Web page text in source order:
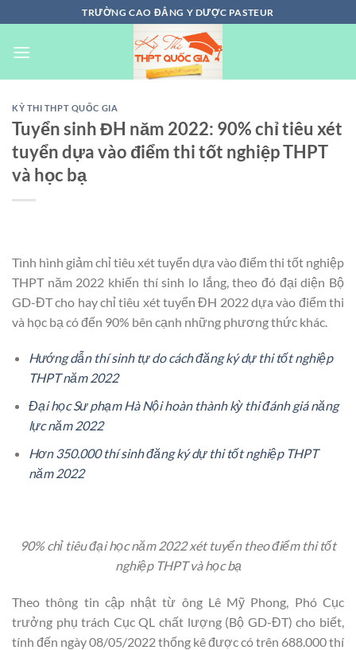
đến
nội
TRƯỜNG CAO ĐẲNG Y DƯỢC PASTEUR
KỲ THI THPT QUỐC GIA
Tuyển sinh ĐH năm 2022: 90% chỉ tiêu xét
tuyển dựa vào điểm thi tốt nghiệp THPT
và học bạ
Tình hình giảm chỉ tiêu xét tuyển dựa vào điểm thi tốt nghiệp
THPT năm 2022 khiến thí sinh lo lắng, theo đó đại diện Bộ
GD-ĐT cho hay chỉ tiêu xét tuyển ĐH 2022 dựa vào điểm thi
và học bạ có đến 90% bên cạnh những phương thức khác.
Hướng dẫn thí sinh tự do cách đăng ký dự thi tốt nghiệp
THPT năm 2022
Đại học Sư phạm Hà Nội hoàn thành kỳ thi đánh giá năng
lực năm 2022
Hơn 350.000 thí sinh đăng ký dự thi tốt nghiệp THPT
năm 2022
90% chỉ tiêu đại học năm 2022 xét tuyển theo điểm thi tốt
nghiệp THPT và học bạ
Theo thông tin cập nhật từ ông Lê Mỹ Phong, Phó Cục
trưởng phụ trách Cục QL chất lượng (Bộ GD-ĐT) cho biết,
tính đến ngày 08/05/2022 thống kê được có trên 688.000 thí